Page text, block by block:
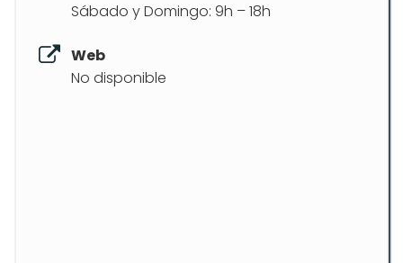
Sábado y Domingo: 9h – 18h
Web
No disponible